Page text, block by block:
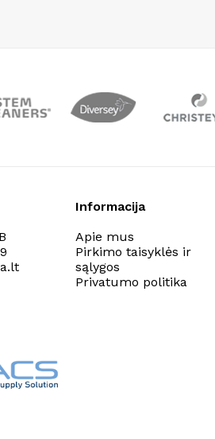
Informacija
Apie mus
Pirkimo taisyklės ir
sąlygos
Privatumo politika